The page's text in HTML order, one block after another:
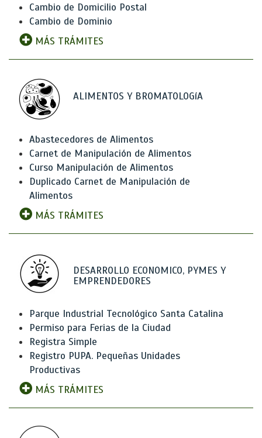
Cambio de Domicilio Postal
Cambio de Dominio
MÁS TRÁMITES
ALIMENTOS Y BROMATOLOGíA
Abastecedores de Alimentos
Carnet de Manipulación de Alimentos
Curso Manipulación de Alimentos
Duplicado Carnet de Manipulación de
Alimentos
MÁS TRÁMITES
DESARROLLO ECONOMICO, PYMES Y
EMPRENDEDORES
Parque Industrial Tecnológico Santa Catalina
Permiso para Ferias de la Ciudad
Registra Simple
Registro PUPA. Pequeñas Unidades
Productivas
MÁS TRÁMITES